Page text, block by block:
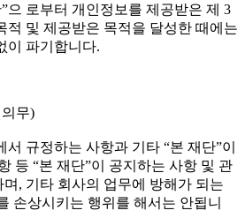
으 로부터 개인정보를 제공받은 제 3
적 및 제공받은 목적을 달성한 때에는
이 파기합니다.
무)
규정하는 사항과 기타 “본 재단”이
등 “본 재단”이 공지하는 사항 및 관
, 기타 회사의 업무에 방해가 되는
손상시키는 행위를 해서는 안됩니